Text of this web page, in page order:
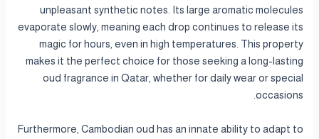
unpleasant synthetic notes. Its large aromatic molecules
evaporate slowly, meaning each drop continues to release its
magic for hours, even in high temperatures. This property
makes it the perfect choice for those seeking a long-lasting
oud fragrance in Qatar, whether for daily wear or special
occasions.
Furthermore, Cambodian oud has an innate ability to adapt to